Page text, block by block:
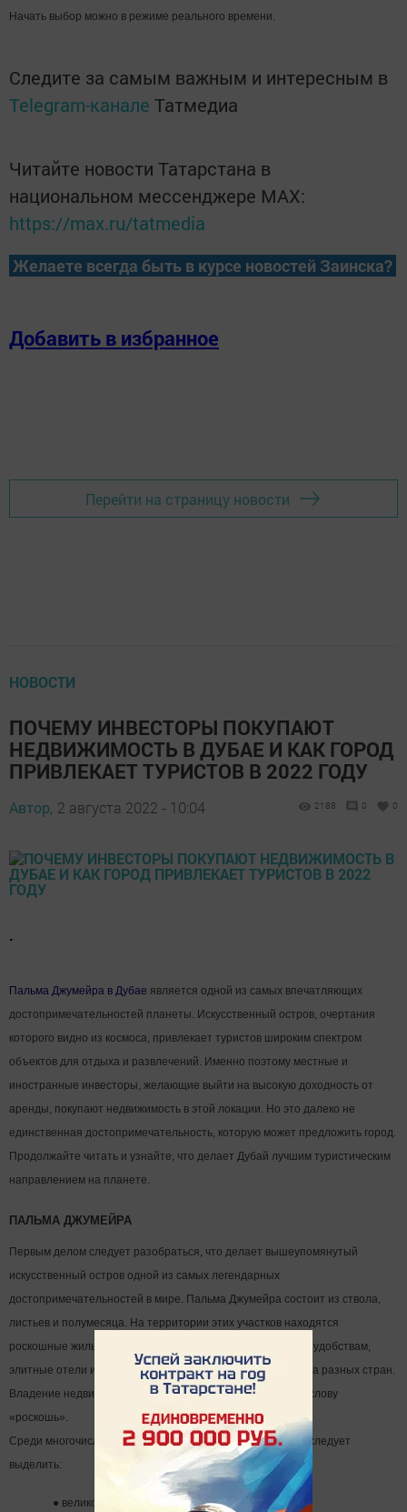
Начать выбор можно в режиме реального времени.
Следите за самым важным и интересным в
Telegram-канале Татмедиа
Читайте новости Татарстана в
национальном мессенджере MАХ:
https://max.ru/tatmedia
Желаете всегда быть в курсе новостей Заинска?
Добавить в избранное
Перейти на страницу новости
НОВОСТИ
ПОЧЕМУ ИНВЕСТОРЫ ПОКУПАЮТ
НЕДВИЖИМОСТЬ В ДУБАЕ И КАК ГОРОД
ПРИВЛЕКАЕТ ТУРИСТОВ В 2022 ГОДУ
Автор, 2 августа 2022 - 10:04 2188 0 0
.
Пальма Джумейра в Дубае является одной из самых впечатляющих
достопримечательностей планеты. Искусственный остров, очертания
которого видно из космоса, привлекает туристов широким спектром
объектов для отдыха и развлечений. Именно поэтому местные и
иностранные инвесторы, желающие выйти на высокую доходность от
аренды, покупают недвижимость в этой локации. Но это далеко не
единственная достопримечательность, которую может предложить город.
Продолжайте читать и узнайте, что делает Дубай лучшим туристическим
направлением на планете.
ПАЛЬМА ДЖУМЕЙРА
Первым делом следует разобраться, что делает вышеупомянутый
искусственный остров одной из самых легендарных
достопримечательностей в мире. Пальма Джумейра состоит из ствола,
листьев и полумесяца. На территории этих участков находятся
роскошные жилые объекты с доступом к исключительным удобствам,
элитные отели и рестораны, подающие изысканные блюда разных стран.
Владение недвижимостью в этом районе – это синоним к слову
«роскошь».
Среди многочисленных преимуществ культового острова следует
выделить:
● великолепные виды на Персидский залив;